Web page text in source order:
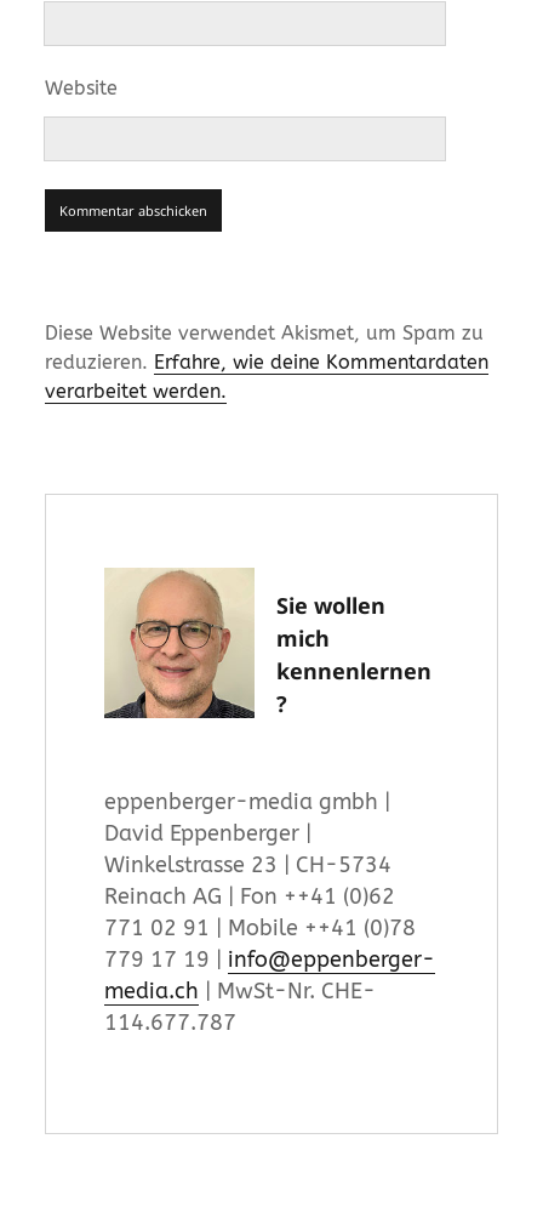
Website
Diese Website verwendet Akismet, um Spam zu
reduzieren. Erfahre, wie deine Kommentardaten
verarbeitet werden.
Sie wollen
mich
kennenlernen
?
eppenberger-media gmbh |
David Eppenberger |
Winkelstrasse 23 | CH-5734
Reinach AG | Fon ++41 (0)62
771 02 91 | Mobile ++41 (0)78
779 17 19 | info@eppenberger-
media.ch | MwSt-Nr. CHE-
114.677.787